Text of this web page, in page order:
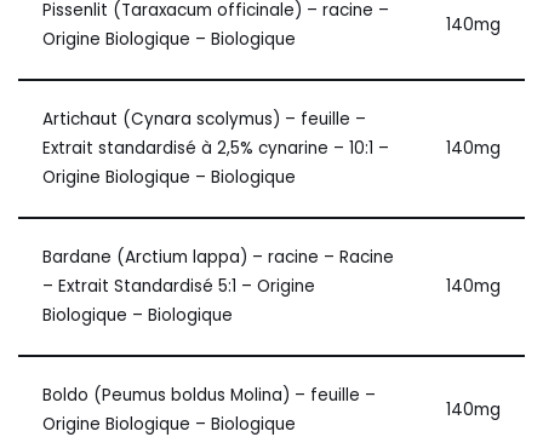
Pissenlit (Taraxacum officinale) – racine –
Origine Biologique – Biologique
140mg
Artichaut (Cynara scolymus) – feuille –
Extrait standardisé à 2,5% cynarine – 10:1 –
Origine Biologique – Biologique
140mg
Bardane (Arctium lappa) – racine – Racine
– Extrait Standardisé 5:1 – Origine
Biologique – Biologique
140mg
Boldo (Peumus boldus Molina) – feuille –
Origine Biologique – Biologique
140mg